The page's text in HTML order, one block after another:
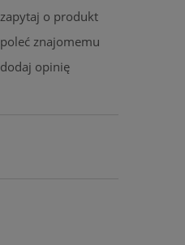
zapytaj o produkt
poleć znajomemu
dodaj opinię